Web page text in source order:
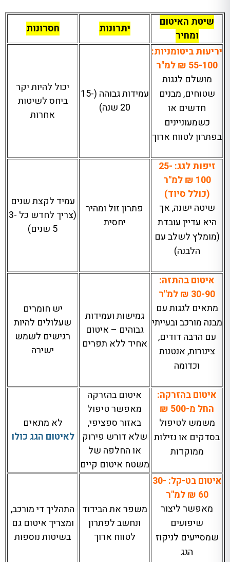
שיטת האיטום
ומחיר
יתרונות
חסרונות
יריעות ביטומניות:
55-100 ₪ למ"ר
מושלם לגגות
שטוחים, מבנים
חדשים או
כשמעוניינים
בפתרון לטווח ארוך
עמידות גבוהה (15-
20 שנה)
יכול להיות יקר
ביחס לשיטות
אחרות
זיפות לגג: 25-
100 ₪ למ"ר
(כולל סיוד)
שיטה ישנה, אך
היא עדיין עובדת
(מומלץ לשלב עם
הלבנה)
פתרון זול ומהיר
יחסית
עמיד לקצת שנים
(צריך לחדש כל 3-
5 שנים)
איטום בהתזה:
30-90 ₪ למ"ר
מתאים לגגות עם
מבנה מורכב ובעייתי
עם הרבה דודים,
צינורות, אנטנות
וכדומה
גמישות ועמידות
גבוהים – איטום
אחיד ללא תפרים
יש חומרים
שעלולים להיות
רגישים לשמש
ישירה
איטום בהזרקה:
החל מ-500 ₪
משמש לטיפול
בסדקים או נזילות
ממוקדות
איטום בהזרקה
מאפשר טיפול
באזור ספציפי,
שלא דורש פירוק
או החלפה של
משטח איטום קיים
לא מתאים
לאיטום הגג כולו
איטום בט-קל: 30-
60 ₪ למ"ר
מאפשר ליצור
שיפועים
שמסייעים לניקוז
הגג
משפר את הבידוד
ונחשב לפתרון
לטווח ארוך
התהליך די מורכב,
ומצריך איטום גם
בשיטות נוספות